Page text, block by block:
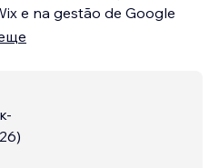
e na gestão de Google
)